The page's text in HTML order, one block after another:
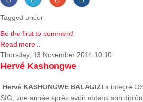
Tagged under
Be the first to comment!
Read more...
Thursday, 13 November 2014 10:10
Hervé Kashongwe
Hervé KASHONGWE BALAGIZI a intègré
SIG, une année après avoir obtenu son